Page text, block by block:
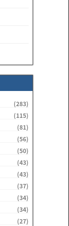
(283)
(115)
(81)
(56)
(50)
(43)
(43)
(37)
(34)
(34)
(27)